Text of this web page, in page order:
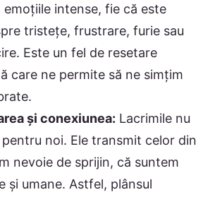
emoțiile intense, fie că este
tristețe, frustrare, furie sau
Este un fel de resetare
care ne permite să ne simțim
și conexiunea: Lacrimile nu
noi. Ele transmit celor din
nevoie de sprijin, că suntem
și umane. Astfel, plânsul